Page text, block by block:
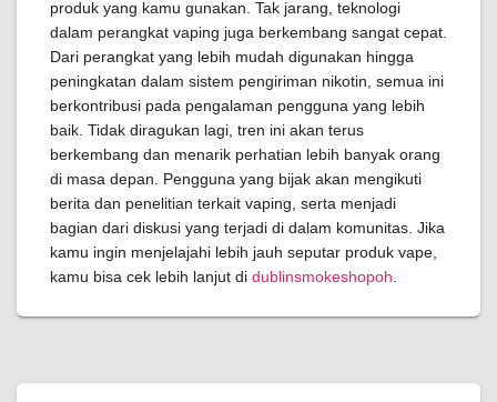
produk yang kamu gunakan. Tak jarang, teknologi
dalam perangkat vaping juga berkembang sangat cepat.
Dari perangkat yang lebih mudah digunakan hingga
peningkatan dalam sistem pengiriman nikotin, semua ini
berkontribusi pada pengalaman pengguna yang lebih
baik. Tidak diragukan lagi, tren ini akan terus
berkembang dan menarik perhatian lebih banyak orang
di masa depan. Pengguna yang bijak akan mengikuti
berita dan penelitian terkait vaping, serta menjadi
bagian dari diskusi yang terjadi di dalam komunitas. Jika
kamu ingin menjelajahi lebih jauh seputar produk vape,
kamu bisa cek lebih lanjut di dublinsmokeshopoh